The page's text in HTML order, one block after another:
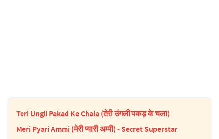
Teri Ungli Pakad Ke Chala (तेरी उंगली पकड़ के चला)
Meri Pyari Ammi (मेरी प्यारी अम्मी) - Secret Superstar